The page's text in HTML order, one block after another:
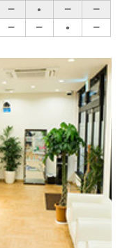
ー ● ー
ー
ー ー ● ー